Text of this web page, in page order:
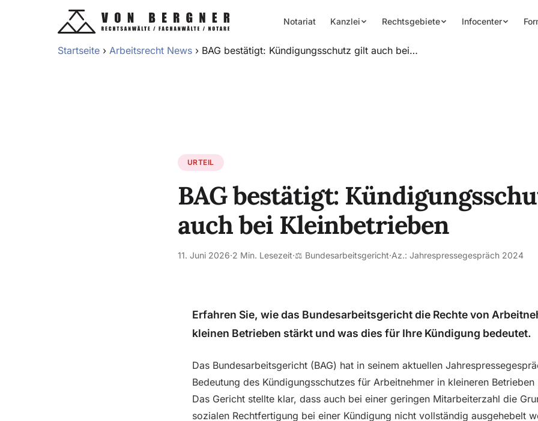
Notariat Kanzlei Rechtsgebiete Infocenter
Startseite › Arbeitsrecht News › BAG bestätigt: Kündigungsschutz gilt auch bei…
URTEIL
BAG bestätigt:
auch bei Kleinbetrieben
11. Juni 2026·2 Min. Lesezeit·⚖️ Bundesarbeitsgericht·Az.: Jahrespressegespräch 2024
Erfahren Sie, wie das Bundesarbeitsgericht die Rechte von
kleinen Betrieben stärkt und was dies für Ihre Kündigung bedeutet.
Das Bundesarbeitsgericht (BAG) hat in seinem aktuellen
Bedeutung des Kündigungsschutzes für Arbeitnehmer in kleineren
Das Gericht stellte klar, dass auch bei einer geringen Mitarbeiterzahl die
sozialen Rechtfertigung bei einer Kündigung nicht vollständig ausgehebelt